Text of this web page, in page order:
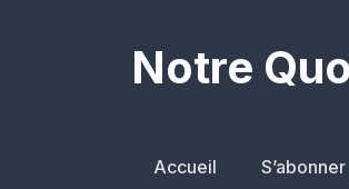
Notre
Accueil S’abonner